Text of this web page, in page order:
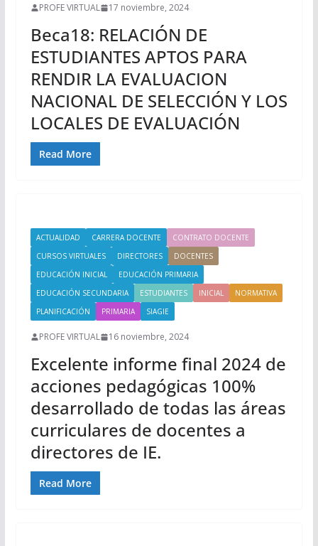
PROFE VIRTUAL 17 noviembre, 2024
Beca18: RELACIÓN DE
ESTUDIANTES APTOS PARA
RENDIR LA EVALUACION
NACIONAL DE SELECCIÓN Y LOS
LOCALES DE EVALUACIÓN
Read More
ACTUALIDAD CARRERA DOCENTE
CONTRATO DOCENTE
CURSOS VIRTUALES
DIRECTORES
DOCENTES
EDUCACIÓN INICIAL
EDUCACIÓN PRIMARIA
EDUCACIÓN SECUNDARIA
ESTUDIANTES INICIAL
NORMATIVA
PLANIFICACIÓN
PRIMARIA SIAGIE
PROFE VIRTUAL 16 noviembre, 2024
Excelente informe final 2024 de
acciones pedagógicas 100%
desarrollado de todas las áreas
curriculares de docentes a
directores de IE.
Read More